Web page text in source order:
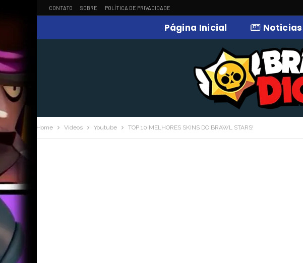
CONTATO SOBRE POLÍTICA DE PRIVACIDADE
Página Inicial Noticias
Home Videos Youtube TOP 10 MELHORES SKINS DO BRAWL STARS!